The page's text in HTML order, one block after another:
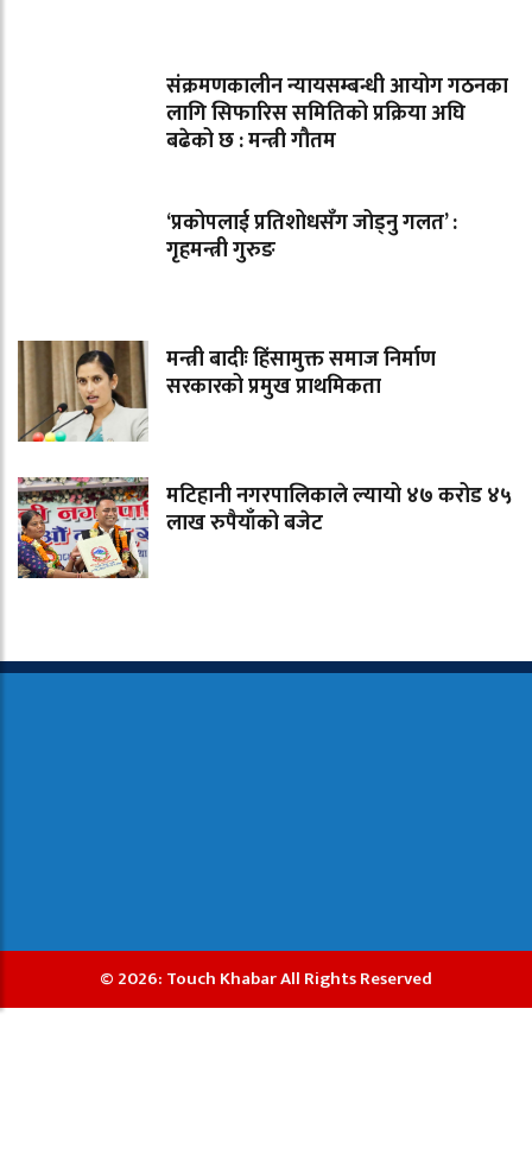
संक्रमणकालीन न्यायसम्बन्धी आयोग गठनका
लागि सिफारिस समितिको प्रक्रिया अघि
बढेको छ : मन्त्री गौतम
‘प्रकोपलाई प्रतिशोधसँग जोड्नु गलत’ :
गृहमन्त्री गुरुङ
मन्त्री बादीः हिंसामुक्त समाज निर्माण
सरकारको प्रमुख प्राथमिकता
मटिहानी नगरपालिकाले ल्यायो ४७ करोड ४५
लाख रुपैयाँको बजेट
© 2026: Touch Khabar All Rights Reserved